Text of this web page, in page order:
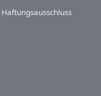
Haftungsausschluss